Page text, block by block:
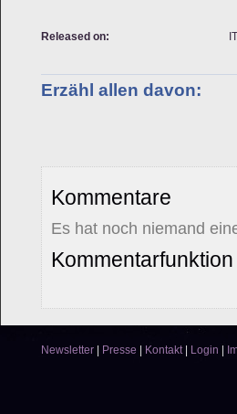
Released on:
Erzähl allen davon:
Kommentare
Es hat noch niemand
Newsletter Presse Kontakt| Login